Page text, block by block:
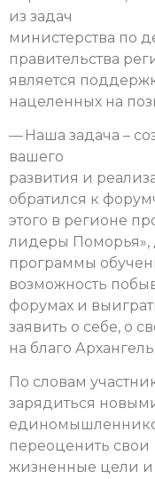
из задач
министерства по
правительства
является
нацеленных на
— Наша задача –
вашего
развития и
обратился к
этого в регионе
лидеры Поморья»,
программы
возможность
форумах и
заявить о себе, о
на благо
По словам
зарядиться
переоценить свои
жизненные цели и